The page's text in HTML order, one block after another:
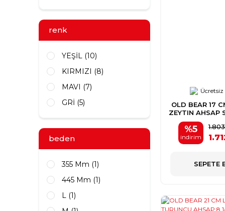
Smith's (18)
Aitor (14)
5.11 (11)
Tekut (6)
Nextorch (5)
Sturm (5)
Kershaw (2)
Coast (1)
Pirge (1)
renk
YEŞİL (10)
KIRMIZI (8)
MAVI (7)
GRİ (5)
MOR (5)
TURUNCU (5)
AÇIK YEŞİL (3)
MAVİ (3)
SARI (3)
SİYAH (3)
beden
355 Mm (1)
445 Mm (1)
L (1)
OLD BEAR 17
ZEYTIN AHSAP
%5
indirim
SEPETE